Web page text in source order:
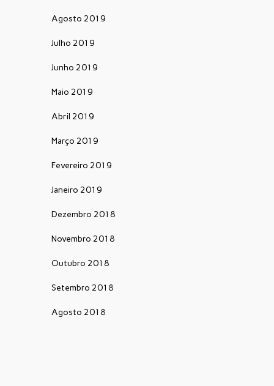
Agosto 2019
Julho 2019
Junho 2019
Maio 2019
Abril 2019
Março 2019
Fevereiro 2019
Janeiro 2019
Dezembro 2018
Novembro 2018
Outubro 2018
Setembro 2018
Agosto 2018